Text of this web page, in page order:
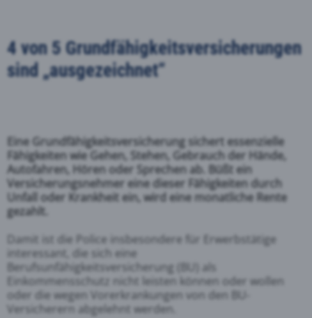
4 von 5 Grundfähigkeitsversicherungen
sind „ausgezeichnet“
Eine Grundfähigkeitsversicherung sichert essenzielle
Fähigkeiten wie Gehen, Stehen, Gebrauch der Hände,
Autofahren, Hören oder Sprechen ab. Büßt ein
Versicherungsnehmer eine dieser Fähigkeiten durch
Unfall oder Krankheit ein, wird eine monatliche Rente
gezahlt.
Damit ist die Police insbesondere für Erwerbstätige
interessant, die sich eine
Berufsunfähigkeitsversicherung (BU) als
Einkommensschutz nicht leisten können oder wollen
oder die wegen Vorerkrankungen von den BU-
Versicherern abgelehnt werden.